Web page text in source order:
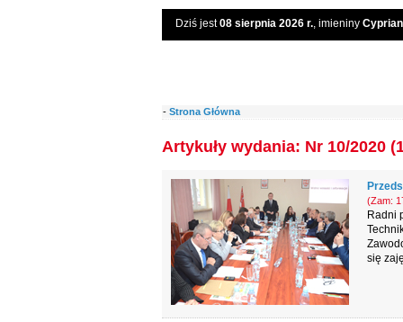
Dziś jest08 sierpnia 2026 r., imieniny
- Strona Główna
Artykuły wydania: Nr 10/2020
(Zam:
Radni
się